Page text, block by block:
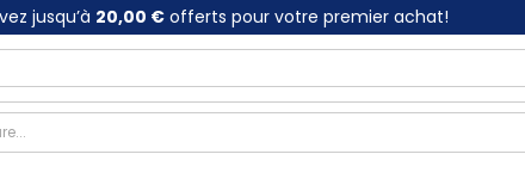
jusqu’à 20,00 €offerts pour votre premier achat!